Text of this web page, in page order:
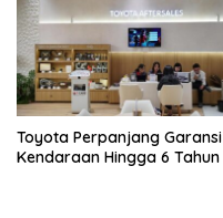
Toyota Perpanjang Garansi
Kendaraan Hingga 6 Tahun